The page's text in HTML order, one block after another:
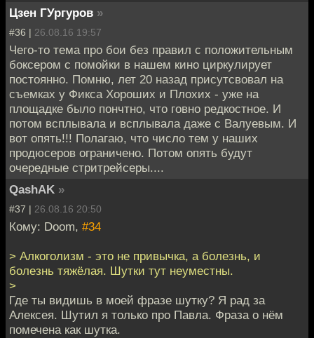
Цзен ГУргуров »
#36 | 26.08.16 19:57
Чего-то тема про бои без правил с положительным
боксером с помойки в нашем кино циркулирует
постоянно. Помню, лет 20 назад присутсвовал на
съемках у Фикса Хороших и Плохих - уже на
площадке было пончтно, что говно редкостное. И
потом всплывала и всплывала даже с Валуевым. И
вот опять!!! Полагаю, что число тем у наших
продюсеров ограничено. Потом опять будут
очередные стритрейсеры....
QashAK »
#37 | 26.08.16 20:50
Кому: Doom, #34
> Алкоголизм - это не привычка, а болезнь, и
болезнь тяжёлая. Шутки тут неуместны.
>
Где ты видишь в моей фразе шутку? Я рад за
Алексея. Шутил я только про Павла. Фраза о нём
помечена как шутка.